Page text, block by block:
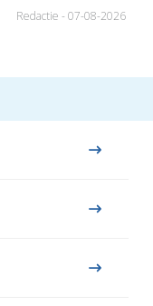
Redactie - 07-08-2026